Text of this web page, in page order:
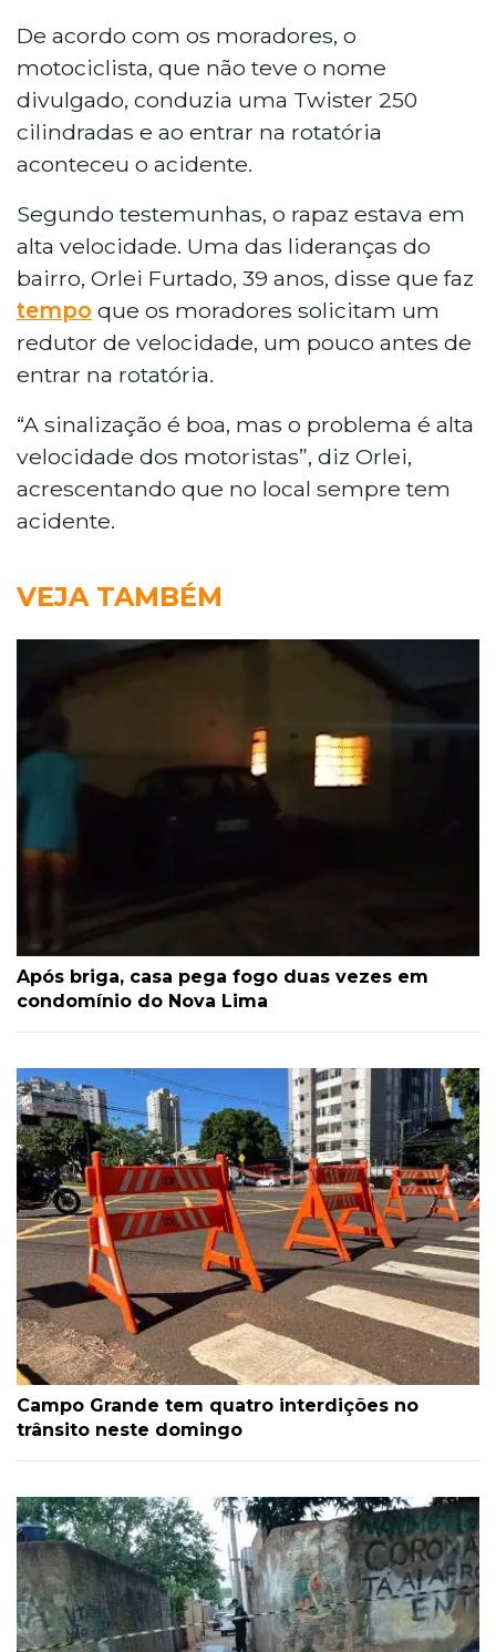
De acordo com os moradores, o
motociclista, que não teve o nome
divulgado, conduzia uma Twister 250
cilindradas e ao entrar na rotatória
aconteceu o acidente.
Segundo testemunhas, o rapaz estava em
alta velocidade. Uma das lideranças do
bairro, Orlei Furtado, 39 anos, disse que faz
tempo que os moradores solicitam um
redutor de velocidade, um pouco antes de
entrar na rotatória.
“A sinalização é boa, mas o problema é alta
velocidade dos motoristas”, diz Orlei,
acrescentando que no local sempre tem
acidente.
VEJA TAMBÉM
Após briga, casa pega fogo duas vezes em
condomínio do Nova Lima
Campo Grande tem quatro interdições no
trânsito neste domingo